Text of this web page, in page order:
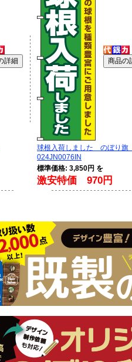
球根入荷しました のぼり旗
024JN0076IN
標準価格: 3,850円 を
激安特価 970円